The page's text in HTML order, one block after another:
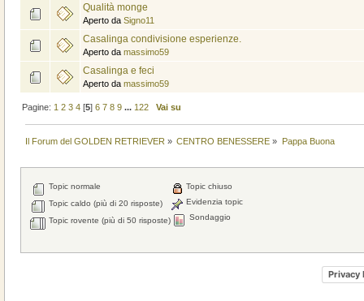
Qualità monge
Aperto da Signo11
Casalinga condivisione esperienze.
Aperto da massimo59
Casalinga e feci
Aperto da massimo59
Pagine: 1 2 3 4 [5]6 7 8 9 ... 122 Vai su
Il Forum del GOLDEN RETRIEVER » CENTRO BENESSERE » Pappa Buona
Topic normale
Topic caldo (più di 20 risposte)
Topic rovente (più di 50 risposte)
Topic chiuso
Evidenzia topic
Sondaggio
Privacy